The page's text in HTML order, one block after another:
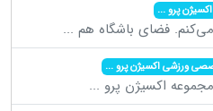
پرو...
فضای باشگاه هم ...
ورزشی اکسیژن پرو...
اکسیژن پرو ...